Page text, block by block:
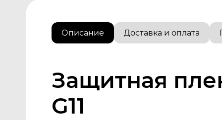
Описание Доставка и оплата
Защитная
G11